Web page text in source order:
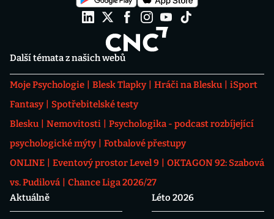
Další témata z našich webů
Moje Psychologie Blesk Tlapky Hráči na Blesku
iSport
Fantasy
Spotřebitelské testy
Blesku
Nemovitosti
Psychologika - podcast rozbíjející
psychologické mýty
Fotbalové přestupy
ONLINE
Eventový prostor Level 9
OKTAGON 92: Szabová
vs. Pudilová
Chance Liga 2026/27
Aktuálně
Léto 2026